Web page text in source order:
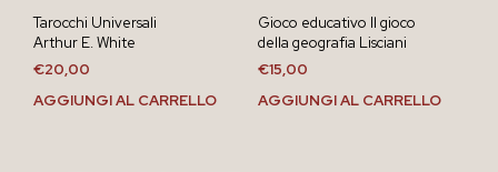
Tarocchi Universali
Arthur E. White
€20,00
AGGIUNGI AL CARRELLO
Gioco educativo Il gioco
della geografia Lisciani
€15,00
AGGIUNGI AL CARRELLO